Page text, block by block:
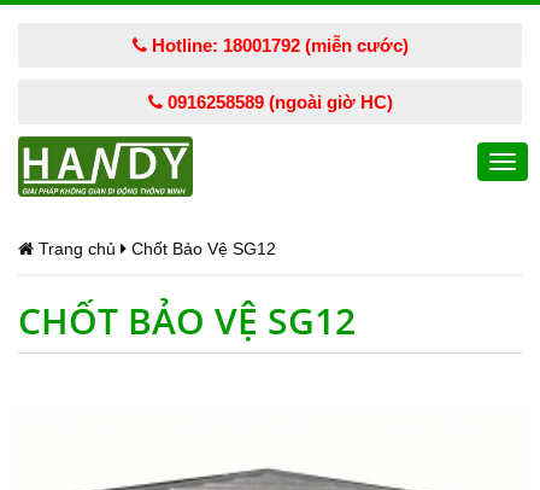
Hotline: 18001792 (miễn cước)
0916258589 (ngoài giờ HC)
Trang chủ Chốt Bảo Vệ SG12
CHỐT BẢO VỆ SG12